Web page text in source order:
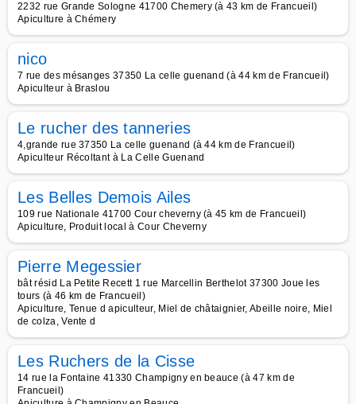
2232 rue Grande Sologne 41700 Chemery (à 43 km de Francueil)
Apiculture à Chémery
nico
7 rue des mésanges 37350 La celle guenand (à 44 km de Francueil)
Apiculteur à Braslou
Le rucher des tanneries
4,grande rue 37350 La celle guenand (à 44 km de Francueil)
Apiculteur Récoltant à La Celle Guenand
Les Belles Demois Ailes
109 rue Nationale 41700 Cour cheverny (à 45 km de Francueil)
Apiculture, Produit local à Cour Cheverny
Pierre Megessier
bât résid La Petite Recett 1 rue Marcellin Berthelot 37300 Joue les
tours (à 46 km de Francueil)
Apiculture, Tenue d apiculteur, Miel de châtaignier, Abeille noire, Miel
de colza, Vente d
Les Ruchers de la Cisse
14 rue la Fontaine 41330 Champigny en beauce (à 47 km de
Francueil)